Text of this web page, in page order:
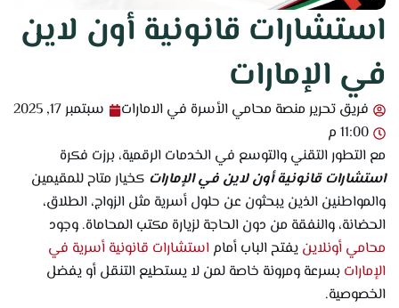
استشارات قانونية أون لاين
في الإمارات
فريق تحرير منصة محامي الأسرة في الامارات
سبتمبر 17, 2025
11:00 م
مع التطور التقني والتوسع في الخدمات الرقمية، برزت فكرة
استشارات قانونية أون لاين في الإمارات كخيار متاح للمقيمين
والمواطنين الذين يبحثون عن حلول أسرية مثل الزواج، الطلاق،
الحضانة، والنفقة من دون الحاجة لزيارة مكتب المحاماة. وجود
محامي أونلاين يفتح الباب أمام استشارات قانونية أسرية في
الإمارات بسرعة ومرونة خاصة لمن لا يستطيع التنقل أو يفضل
الخصوصية.